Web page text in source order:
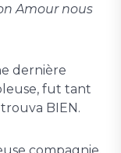
Amour nous
dernière
fut tant
BIEN.